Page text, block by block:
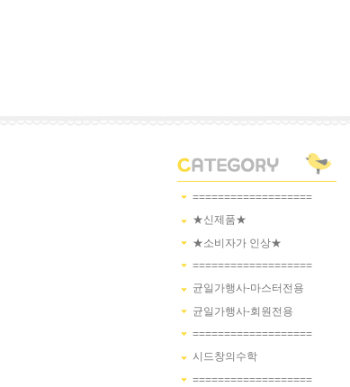
===================
★신제품★
★소비자가 인상★
===================
균일가행사-마스터전용
균일가행사-회원전용
===================
시드창의수학
===================